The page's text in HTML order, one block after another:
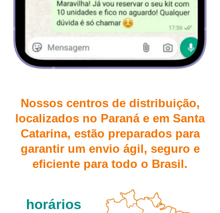
Nossos centros de distribuição,
localizados no Paraná e em Santa
Catarina, estão preparados para
garantir um envio ágil, seguro e
eficiente para todo o Brasil.
horários